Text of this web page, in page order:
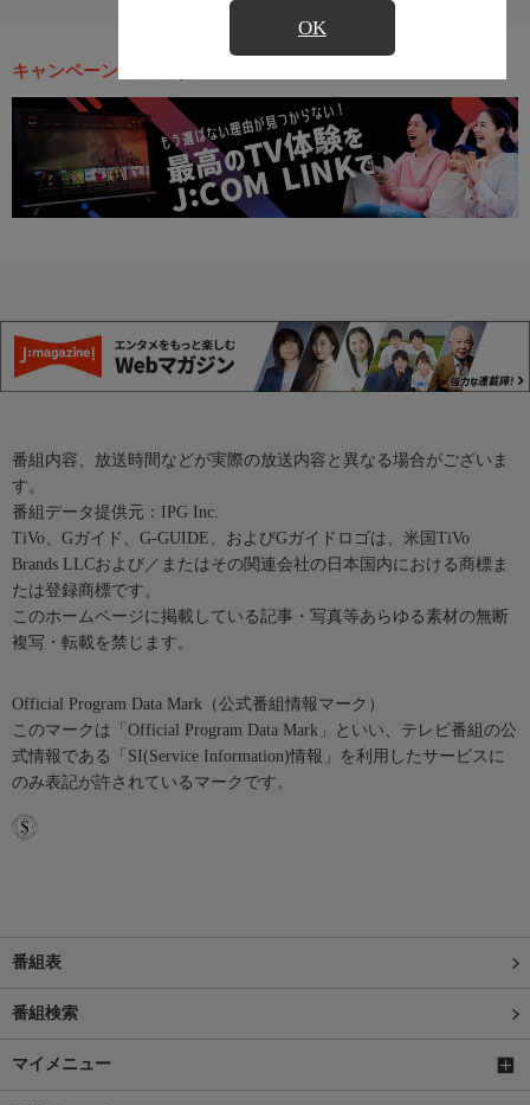
OK
キャンペーン・お得な情報
番組内容、放送時間などが実際の放送内容と異なる場合がございま
す。
番組データ提供元：IPG Inc.
TiVo、Gガイド、G-GUIDE、およびGガイドロゴは、米国TiVo
Brands LLCおよび／またはその関連会社の日本国内における商標ま
たは登録商標です。
このホームページに掲載している記事・写真等あらゆる素材の無断
複写・転載を禁じます。
Official Program Data Mark（公式番組情報マーク）
このマークは「Official Program Data Mark」といい、テレビ番組の公
式情報である「SI(Service Information)情報」を利用したサービスに
のみ表記が許されているマークです。
番組表
番組検索
マイメニュー